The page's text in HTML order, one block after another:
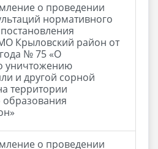
о проведении
нормативного
Крыловский район от
№ 75 «О
уничтожению
и другой сорной
территории
о проведении